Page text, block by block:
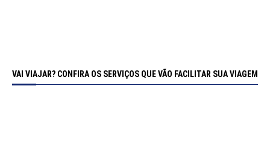
VAI VIAJAR? CONFIRA OS SERVIÇOS QUE VÃO FACILITAR SUA VIAGEM